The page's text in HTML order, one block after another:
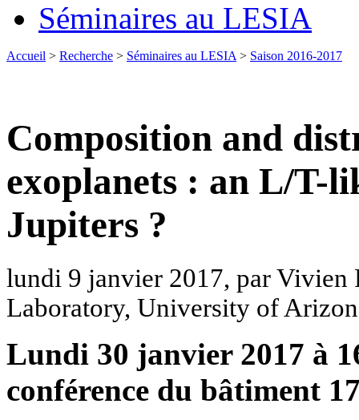
Séminaires au LESIA
Accueil > Recherche > Séminaires au LESIA > Saison 2016-2017
Composition and
exoplanets : an L/T-
Jupiters ?
lundi 9 janvier 2017, par Vivien
Laboratory, University of
Lundi 30 janvier 2017 à
conférence du bâtiment